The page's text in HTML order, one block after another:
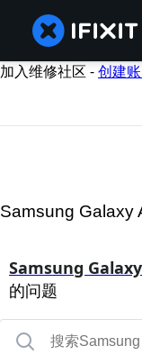
加入维修社区 -创建
Samsung Galaxy
Samsung
的问题